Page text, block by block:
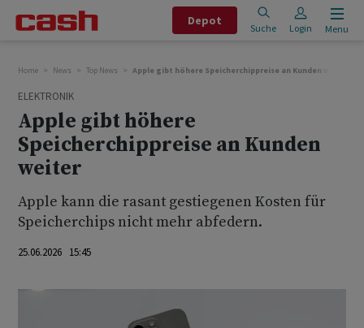
Depot
Suche Login Menu
Home News Top News Apple gibt höhere Speicherchippreise an Kunden weiter
ELEKTRONIK
Apple gibt höhere
Speicherchippreise an Kunden
weiter
Apple kann die rasant gestiegenen Kosten für
Speicherchips nicht mehr abfedern.
25.06.2026 15:45